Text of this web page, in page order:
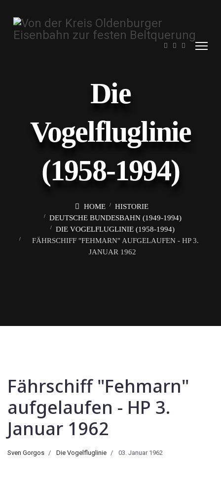
Die
Vogelfluglinie
(1958-1994)
HOME
HISTORIE
DEUTSCHE BUNDESBAHN (1949-1994)
DIE VOGELFLUGLINIE (1958-1994)
FÄHRSCHIFF "FEHMARN" AUFGELAUFEN - HP 3.
JANUAR 1962
Fährschiff "Fehmarn"
aufgelaufen - HP 3.
Januar 1962
Sven Gorgos Die Vogelfluglinie 03. Januar 1962